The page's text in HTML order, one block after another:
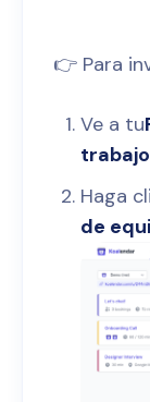
👉 Para
Ve a tu
trabajo
Haga
de